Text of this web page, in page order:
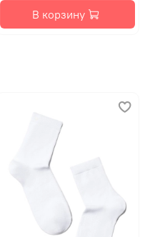
В корзину